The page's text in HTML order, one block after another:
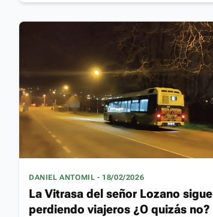
DANIEL ANTOMIL - 18/02/2026
La Vitrasa del señor Lozano sigue
perdiendo viajeros ¿O quizás no?